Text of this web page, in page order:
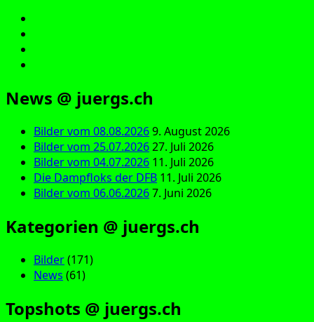
News @ juergs.ch
Bilder vom 08.08.20269. August 2026
Bilder vom 25.07.202627. Juli 2026
Bilder vom 04.07.2026 11. Juli 2026
Die Dampfloks der DFB 11. Juli 2026
Bilder vom 06.06.20267. Juni 2026
Kategorien @ juergs.ch
Bilder(171)
News (61)
Topshots @ juergs.ch